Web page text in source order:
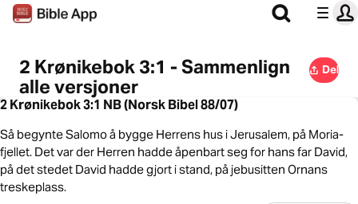
2 Krønikebok 3:1 - Sammenlign
alle versjoner
Del
2 Krønikebok 3:1 NB (Norsk Bibel 88/07)
Så begynte Salomo å bygge Herrens hus i Jerusalem, på Moria-
fjellet. Det var der Herren hadde åpenbart seg for hans far David,
på det stedet David hadde gjort i stand, på jebusitten Ornans
treskeplass.